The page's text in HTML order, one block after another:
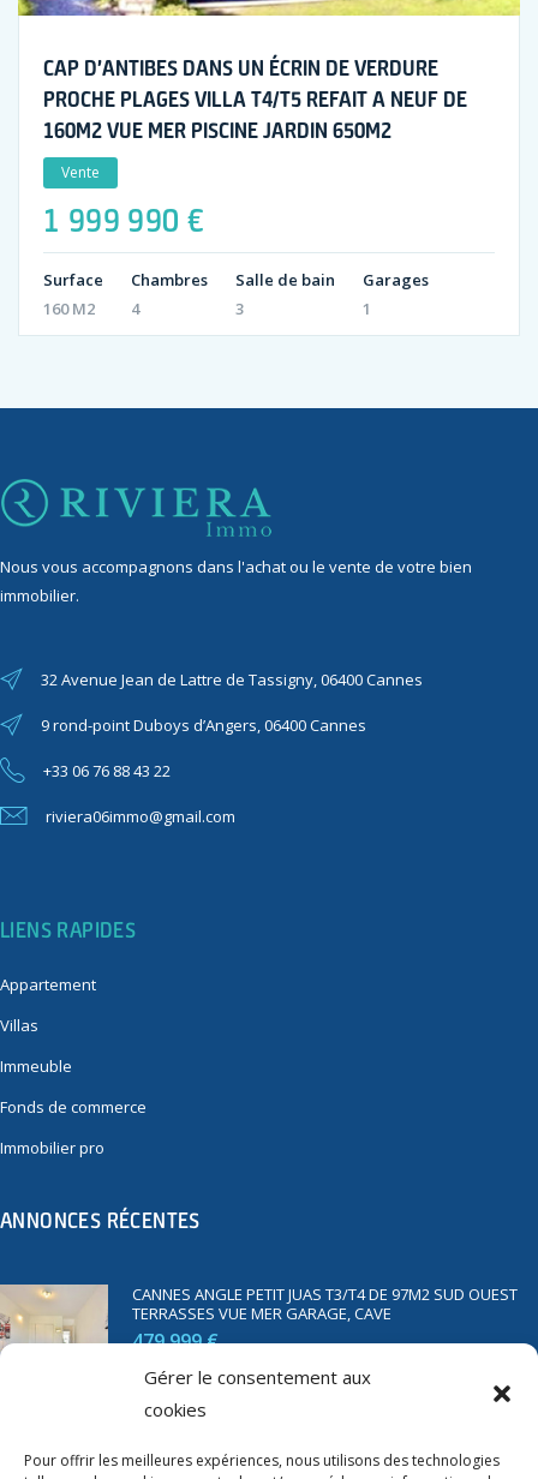
Gérer le consentement aux
cookies
Pour offrir les meilleures expériences, nous utilisons des technologies
CAP D’ANTIBES DANS UN ÉCRIN DE VERDURE
PROCHE PLAGES VILLA T4/T5 REFAIT A NEUF DE
160M2 VUE MER PISCINE JARDIN 650M2
Vente
1 999 990 €
Surface
160 M2
Chambres
4
Salle de bain
3
Garages
1
Nous vous accompagnons dans l'achat ou le vente de votre bien
immobilier.
32 Avenue Jean de Lattre de Tassigny, 06400 Cannes
9 rond-point Duboys d’Angers, 06400 Cannes
+33 06 76 88 43 22
riviera06immo@gmail.com
LIENS RAPIDES
Appartement
Villas
Immeuble
Fonds de commerce
Immobilier pro
ANNONCES RÉCENTES
CANNES ANGLE PETIT JUAS T3/T4 DE 97M2 SUD OUEST
TERRASSES VUE MER GARAGE, CAVE
479 999 €
TERRASSE PARKING